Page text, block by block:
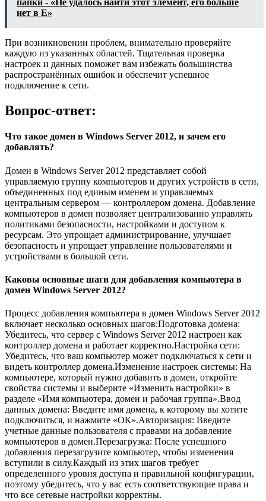
папки - «Не удалось найти этот элемент, его больше
нет в E»
При возникновении проблем, внимательно проверяйте
каждую из указанных областей. Тщательная проверка
настроек и данных поможет вам избежать большинства
распространённых ошибок и обеспечит успешное
подключение к сети.
Вопрос-ответ:
Что такое домен в Windows Server 2012, и зачем его
добавлять?
Домен в Windows Server 2012 представляет собой
управляемую группу компьютеров и других устройств в сети,
объединенных под единым именем и управляемых
центральным сервером — контроллером домена. Добавление
компьютеров в домен позволяет централизованно управлять
политиками безопасности, настройками и доступом к
ресурсам. Это упрощает администрирование, улучшает
безопасность и упрощает управление пользователями и
устройствами в большой сети.
Каковы основные шаги для добавления компьютера в
домен Windows Server 2012?
Процесс добавления компьютера в домен Windows Server 2012
включает несколько основных шагов:Подготовка домена:
Убедитесь, что сервер с Windows Server 2012 настроен как
контроллер домена и работает корректно.Настройка сети:
Убедитесь, что ваш компьютер может подключаться к сети и
видеть контроллер домена.Изменение настроек системы: На
компьютере, который нужно добавить в домен, откройте
свойства системы и выберите «Изменить настройки» в
разделе «Имя компьютера, домен и рабочая группа».Ввод
данных домена: Введите имя домена, к которому вы хотите
подключиться, и нажмите «ОК».Авторизация: Введите
учетные данные пользователя с правами на добавление
компьютеров в домен.Перезагрузка: После успешного
добавления перезагрузите компьютер, чтобы изменения
вступили в силу.Каждый из этих шагов требует
определенного уровня доступа и правильной конфигурации,
поэтому убедитесь, что у вас есть соответствующие права и
что все сетевые настройки корректны.